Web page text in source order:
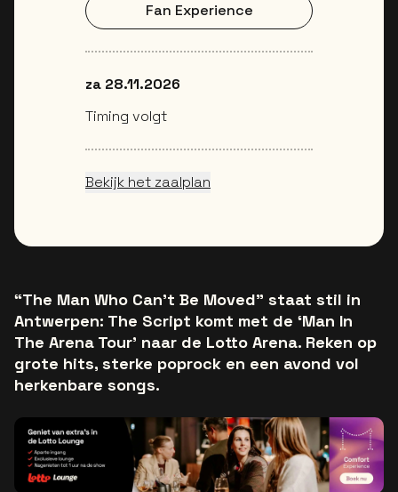
“The Man Who Can’t Be Moved” staat stil in
Antwerpen: The Script komt met de ‘Man In
The Arena Tour’ naar de Lotto Arena. Reken op
grote hits, sterke poprock en een avond vol
herkenbare songs.
Fan Experience
za 28.11.2026
Timing volgt
Bekijk het zaalplan